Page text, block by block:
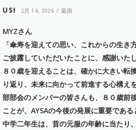
USI 2月 14, 2026 返信
MYZさん
「傘寿を迎えての思い、これからの生
ご披露していただいたことに、感謝いたし
８０歳を迎えることは、確かに大きい転
り返り、未来に向かって前進する心構え
部部会のメンバーの皆さんも、８０歳前
ことが、AYSAの今後の発展に重要である
中学二年生は、昔の元服の年齢に当たり